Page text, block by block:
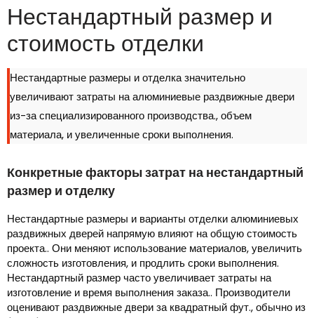
Нестандартный размер и
стоимость отделки
Нестандартные размеры и отделка значительно
увеличивают затраты на алюминиевые раздвижные двери
из-за специализированного производства., объем
материала, и увеличенные сроки выполнения.
Конкретные факторы затрат на нестандартный
размер и отделку
Нестандартные размеры и варианты отделки алюминиевых
раздвижных дверей напрямую влияют на общую стоимость
проекта.. Они меняют использование материалов, увеличить
сложность изготовления, и продлить сроки выполнения.
Нестандартный размер часто увеличивает затраты на
изготовление и время выполнения заказа.. Производители
оценивают раздвижные двери за квадратный фут., обычно из